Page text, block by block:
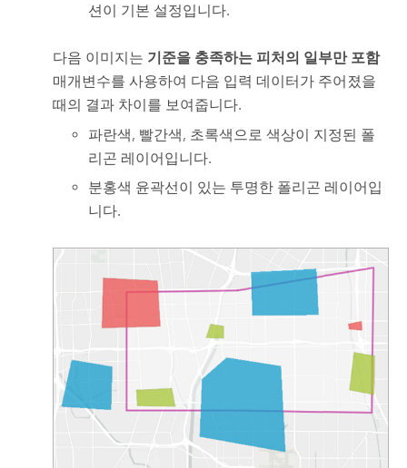
션이 기본 설정입니다.
다음 이미지는 기준을 충족하는 피처의 일부만 포함
매개변수를 사용하여 다음 입력 데이터가 주어졌을
때의 결과 차이를 보여줍니다.
파란색, 빨간색, 초록색으로 색상이 지정된 폴
리곤 레이어입니다.
분홍색 윤곽선이 있는 투명한 폴리곤 레이어입
니다.